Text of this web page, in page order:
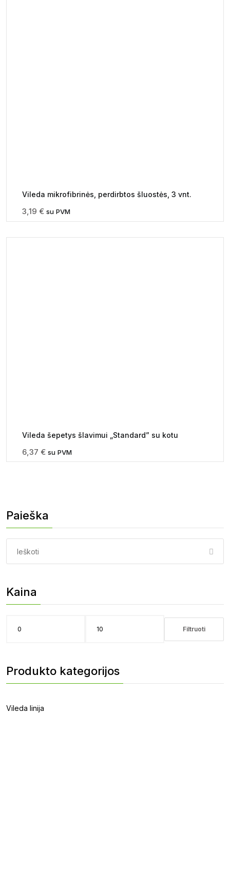
Vileda mikrofibrinės, perdirbtos šluostės, 3 vnt.
3,19 € su PVM
Vileda šepetys šlavimui „Standard” su kotu
6,37 € su PVM
Paieška
Kaina
Filtruoti
Produkto kategorijos